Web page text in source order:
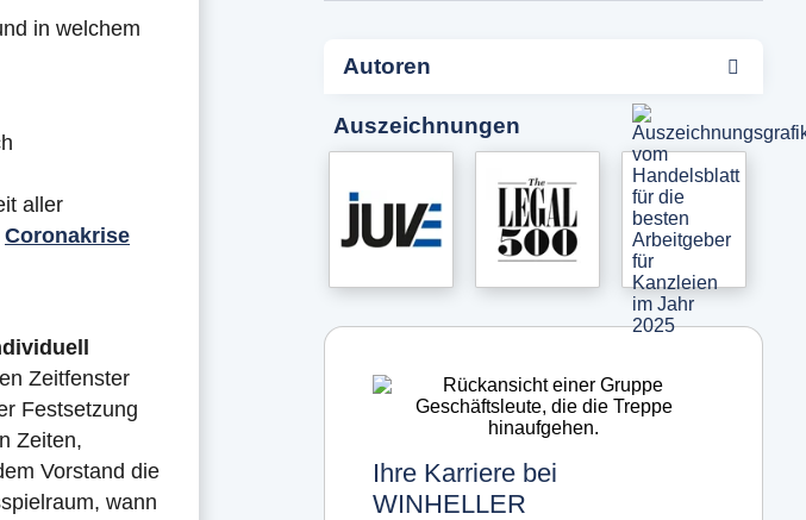
in welchem
aller
Coronakrise
Zeitfenster
Festsetzung
Zeiten,
Vorstand die
wann
Autoren
Auszeichnungen
Ihre Karriere bei
WINHELLER